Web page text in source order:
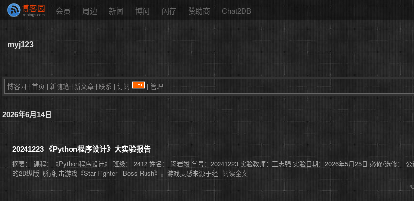
会员 周边 新闻 博问 闪存 赞助商 Chat2DB
myj123
博客园 | 首页 | 新随笔 | 新文章 | 联系 | 订阅 | 管理
2026年6月14日
20241223 《Python程序设计》大实验报告
摘要： 课程：《Python程序设计》 班级： 2412 姓名： 闵岩竣 学号：20241223 实验教师：王志强 实验日期：2026年5月25日 必修/选修：
的2D纵版飞行射击游戏《Star Fighter - Boss Rush》。游戏灵感来源于经 阅读全文